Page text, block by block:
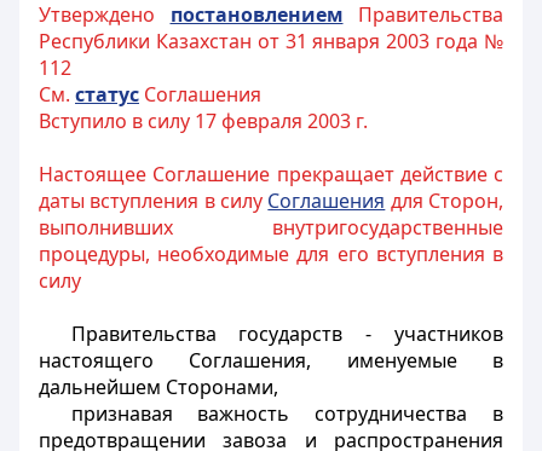
Утверждено постановлением Правительства
Республики Казахстан от 31 января 2003 года №
112
См. статус Соглашения
Вступило в силу 17 февраля 2003 г.
Настоящее Соглашение прекращает действие с
даты вступления в силу Соглашения для Сторон,
выполнивших внутригосударственные
процедуры, необходимые для его вступления в
силу
Правительства государств - участников
настоящего Соглашения, именуемые в
дальнейшем Сторонами,
признавая важность сотрудничества в
предотвращении завоза и распространения